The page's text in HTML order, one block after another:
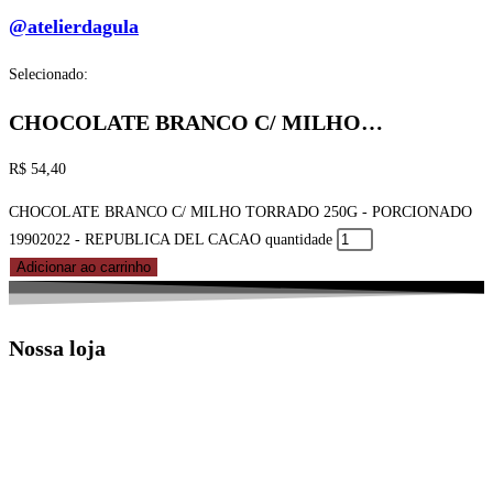
@atelierdagula
Selecionado:
CHOCOLATE BRANCO C/ MILHO…
R$ 54,40
CHOCOLATE BRANCO C/ MILHO TORRADO 250G - PORCIONADO
19902022 - REPUBLICA DEL CACAO quantidade
Adicionar ao carrinho
Nossa loja